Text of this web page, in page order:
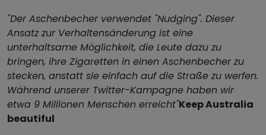
"Der Aschenbecher verwendet "Nudging". Dieser
Ansatz zur Verhaltensänderung ist eine
unterhaltsame Möglichkeit, die Leute dazu zu
bringen, ihre Zigaretten in einen Aschenbecher zu
stecken, anstatt sie einfach auf die Straße zu werfen.
Während unserer Twitter-Kampagne haben wir
etwa 9 Millionen Menschen erreicht"Keep Australia
beautiful